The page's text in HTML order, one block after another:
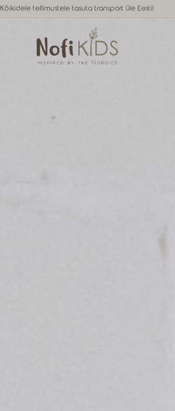
Kõikidele tellimustele tasuta transport üle Eesti!